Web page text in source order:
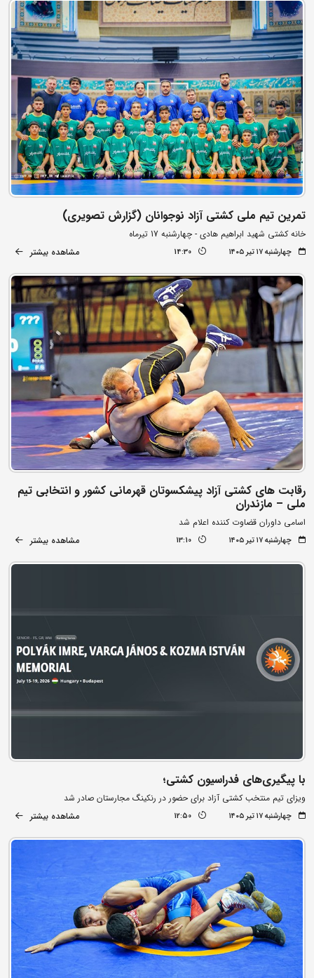
تمرین تیم ملی کشتی آزاد نوجوانان (گزارش تصویری)
خانه کشتی شهید ابراهیم هادی - چهارشنبه 17 تیرماه
چهارشنبه ۱۷ تیر ۱۴۰۵ 14:30 مشاهده بیشتر
رقابت های کشتی آزاد پیشکسوتان قهرمانی کشور و انتخابی تیم
ملی – مازندران
اسامی داوران قضاوت کننده اعلام شد
چهارشنبه ۱۷ تیر ۱۴۰۵ 13:10 مشاهده بیشتر
با پیگیری‌های فدراسیون کشتی؛
ویزای تیم منتخب کشتی آزاد برای حضور در رنکینگ مجارستان صادر شد
چهارشنبه ۱۷ تیر ۱۴۰۵ 12:50 مشاهده بیشتر